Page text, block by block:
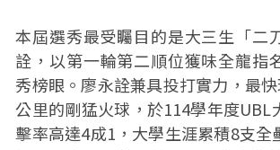
本屆選秀最受矚目的是大三生「二
詮，以第一輪第二順位獲味全龍指
秀榜眼。廖永詮兼具投打實力，最
公里的剛猛火球，於114學年度UBL
擊率高達4成1，大學生涯累積8支全